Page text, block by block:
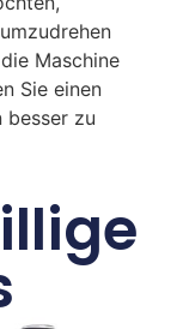
Maschine
Sie einen
besser zu